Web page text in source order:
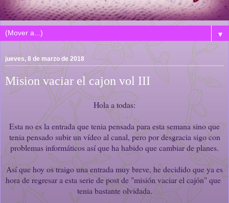
▼
jueves, 8 de marzo de 2018
Mision vaciar el cajon vol III
Hola a todas:
Esta no es la entrada que tenia pensada para esta semana sino que
tenia pensado subir un vídeo al canal, pero por desgracia sigo con
problemas informáticos así que ha habido que cambiar de planes.
Así que hoy os traigo una entrada muy breve, he decidido que ya es
hora de regresar a esta serie de post de "misión vaciar el cajón" que
tenia bastante olvidada.